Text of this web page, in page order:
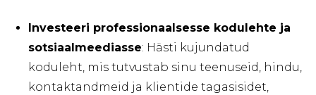
Investeeri professionaalsesse kodulehte ja
sotsiaalmeediasse: Hästi kujundatud
koduleht, mis tutvustab sinu teenuseid, hindu,
kontaktandmeid ja klientide tagasisidet,